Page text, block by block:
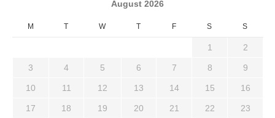
August 2026
M T W T F S S
1 2
3 4 5 6 7 8 9
10 11 12 13 14 15 16
17 18 19 20 21 22 23